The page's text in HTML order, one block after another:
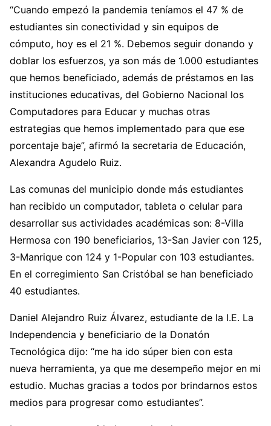
“Cuando empezó la pandemia teníamos el 47 % de
estudiantes sin conectividad y sin equipos de
cómputo, hoy es el 21 %. Debemos seguir donando y
doblar los esfuerzos, ya son más de 1.000 estudiantes
que hemos beneficiado, además de préstamos en las
instituciones educativas, del Gobierno Nacional los
Computadores para Educar y muchas otras
estrategias que hemos implementado para que ese
porcentaje baje”, afirmó la secretaria de Educación,
Alexandra Agudelo Ruiz.
Las comunas del municipio donde más estudiantes
han recibido un computador, tableta o celular para
desarrollar sus actividades académicas son: 8-Villa
Hermosa con 190 beneficiarios, 13-San Javier con 125,
3-Manrique con 124 y 1-Popular con 103 estudiantes.
En el corregimiento San Cristóbal se han beneficiado
40 estudiantes.
Daniel Alejandro Ruiz Álvarez, estudiante de la I.E. La
Independencia y beneficiario de la Donatón
Tecnológica dijo: “me ha ido súper bien con esta
nueva herramienta, ya que me desempeño mejor en mi
estudio. Muchas gracias a todos por brindarnos estos
medios para progresar como estudiantes”.